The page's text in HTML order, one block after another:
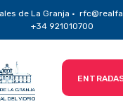
de La Granja ·
+34 921010700